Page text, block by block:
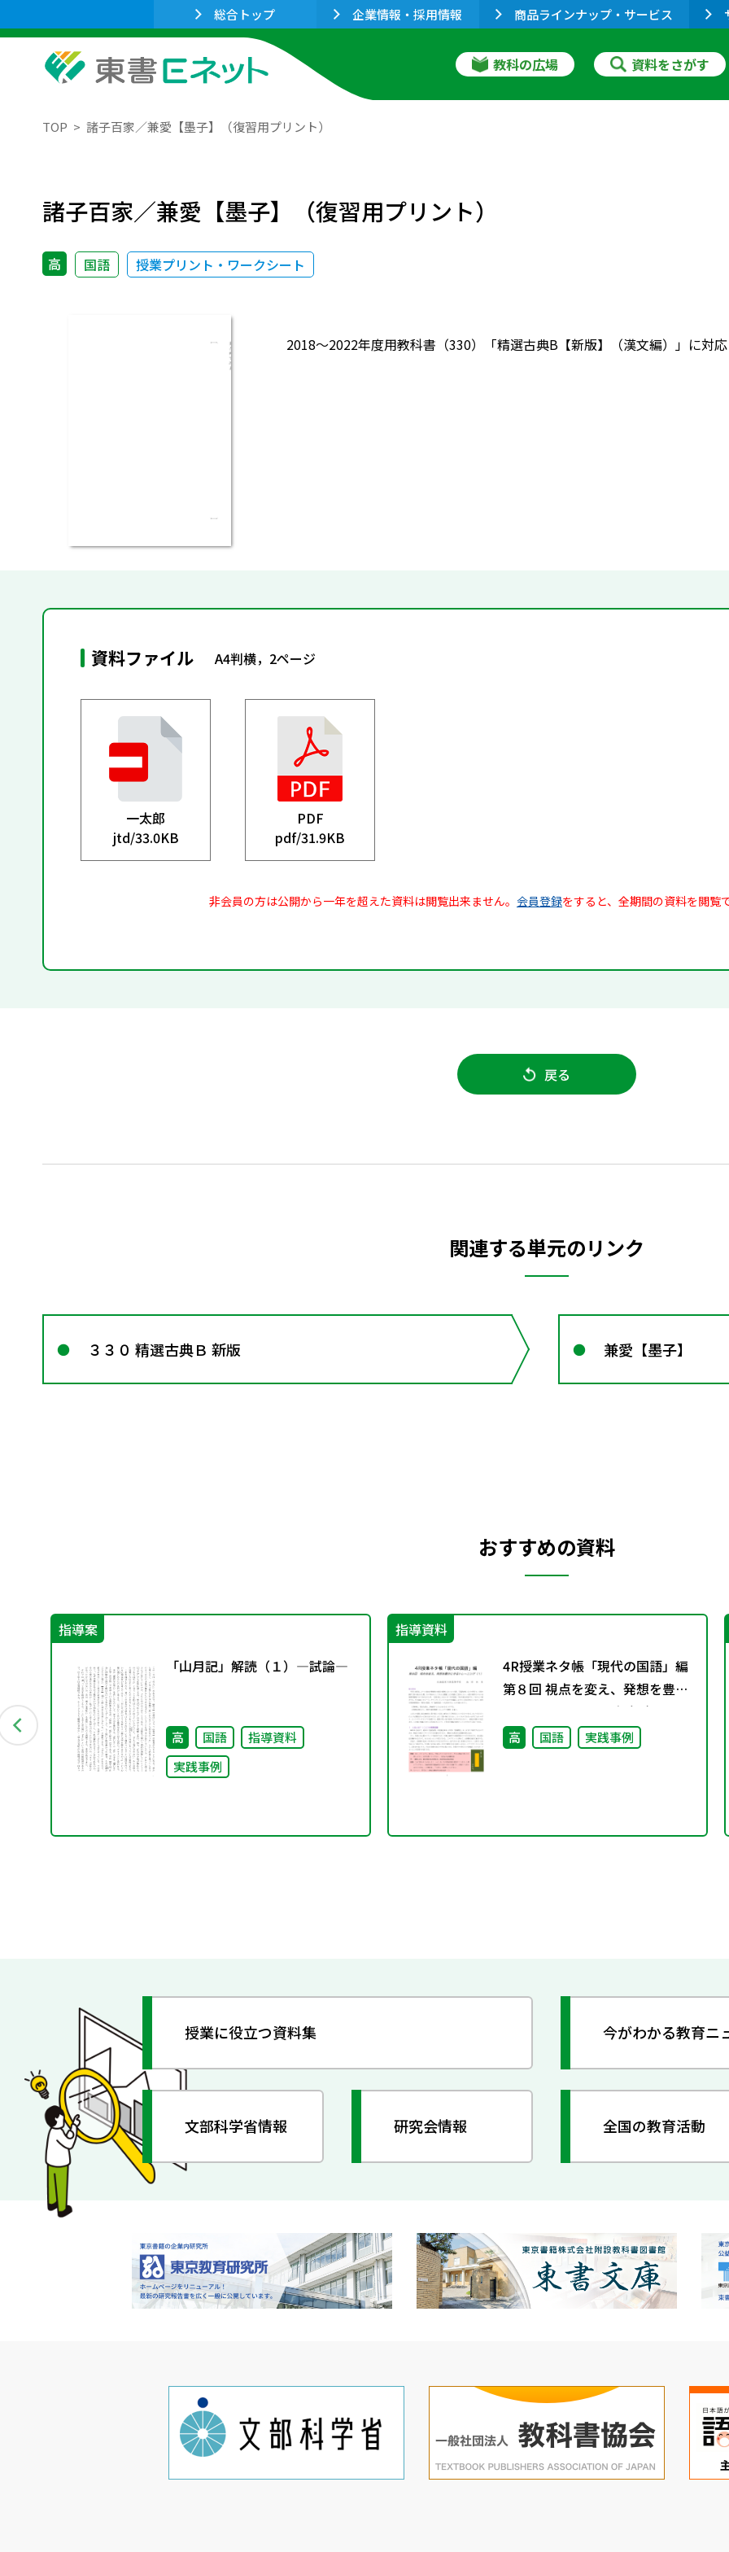
総合トップ 企業情報・採用情報 商品ラインナップ・サービス
教科の広場 資料をさがす
TOP 諸子百家／兼愛【墨子】（復習用プリント）
諸子百家／兼愛【墨子】（復習用プリント）
高 国語 授業プリント・ワークシート
2018～2022年度用教科書（330）「精選古典B【新版】（漢文編）」に対
資料ファイル A4判横，2ページ
一太郎
jtd/33.0KB
PDF
pdf/31.9KB
非会員の方は公開から一年を超えた資料は閲覧出来ません。 会員登録をすると、全期間の資料を閲覧
戻る
関連する単元のリンク
３３０ 精選古典Ｂ 新版 兼愛【墨子】
おすすめの資料
指導案
「山月記」解読（１）―試論―
高 国語
指導資料
実践事例
指導資料
4R授業ネタ帳「現代の国語」編
第８回 視点を変え、発想を豊か
にするトレーニング（１）
高 国語 実践事例
授業に役立つ資料集 今がわかる教育ニ
文部科学省情報 研究会情報 全国の教育活動